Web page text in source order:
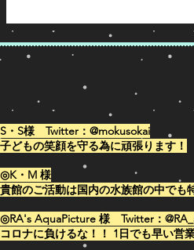
S・S様 Twitter：@mokusokai
​子どもの笑顔を守る為に頑張ります！
◎K・M 様
貴館のご活動は国内の水族館の中でも
◎RA's AquaPicture 様 Twitter：
コロナに負けるな！！ 1日でも早い営